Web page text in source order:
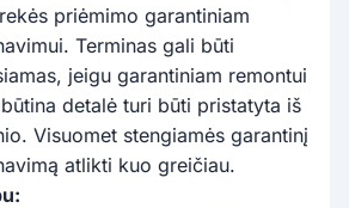
priėmimo garantiniam
Terminas gali būti
jeigu garantiniam remontui
detalė turi būti pristatyta iš
Visuomet stengiamės garantinį
atlikti kuo greičiau.